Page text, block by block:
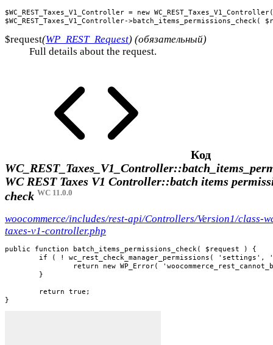
$WC_REST_Taxes_V1_Controller = new
$WC_REST_Taxes_V1_Controller->batch_items_permissions_check(
$request(WP_REST_Request) (обязательный)
Full details about the request.
Код
WC REST Taxes V1 Controller::batch items
check WC 11.0.0
woocommerce/includes/rest-api/Controllers/Version1/class-
taxes-v1-controller.php
public function batch_items_permissions_check( $request ) {
}